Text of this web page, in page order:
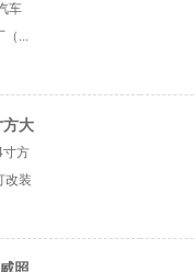
车
（...
方大
寸方
改装